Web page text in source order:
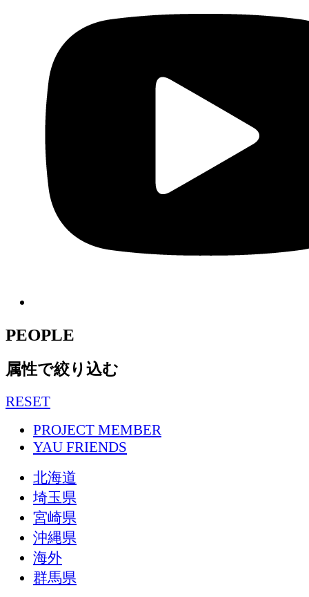
PEOPLE
属性で絞り込む
RESET
PROJECT MEMBER
YAU FRIENDS
北海道
埼玉県
宮崎県
沖縄県
海外
群馬県